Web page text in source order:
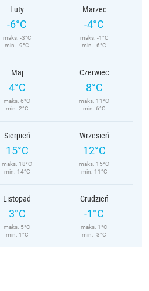
Luty
-6°C
maks. -3°C
min. -9°C
Marzec
-4°C
maks. -1°C
min. -6°C
Maj
4°C
maks. 6°C
min. 2°C
Czerwiec
8°C
maks. 11°C
min. 6°C
Sierpień
15°C
maks. 18°C
min. 14°C
Wrzesień
12°C
maks. 15°C
min. 11°C
Listopad
3°C
maks. 5°C
min. 1°C
Grudzień
-1°C
maks. 1°C
min. -3°C